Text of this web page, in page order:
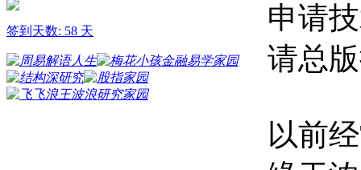
签到天数: 58 天
申请
请总
以前